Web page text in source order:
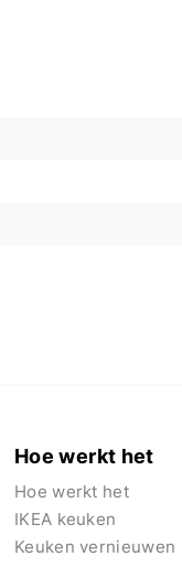
Hoe werkt het
Hoe werkt het
IKEA keuken
Keuken vernieuwen